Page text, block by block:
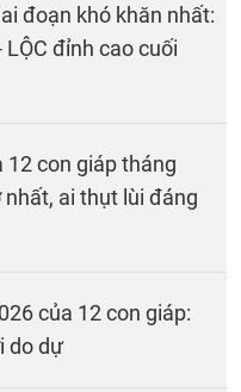
đoạn khó khăn nhất:
đỉnh cao cuối
12 con giáp tháng
ai thụt lùi đáng
của 12 con giáp:
do dự